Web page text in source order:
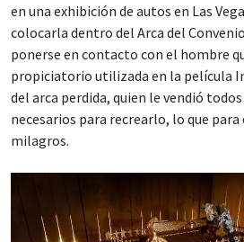
en una exhibición de autos en Las
colocarla dentro del Arca del
ponerse en contacto con el hombre
propiciatorio utilizada en la película
del arca perdida, quien le vendió
necesarios para recrearlo, lo que
milagros.